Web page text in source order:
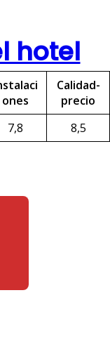
hotel
ones
Calidad-
precio
7,8 8,5